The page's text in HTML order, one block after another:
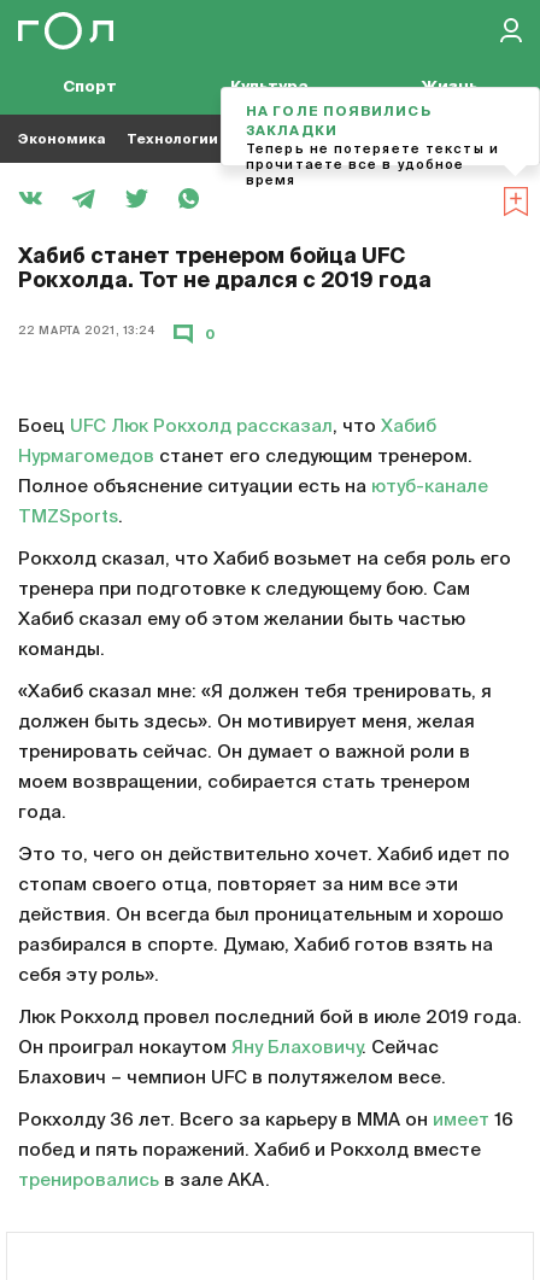
Спорт Культура Жизнь
Экономика Технологии Кино Футбол
Хабиб станет тренером бойца UFC
Рокхолда. Тот не дрался с 2019 года
22 МАРТА 2021, 13:24 0
Боец UFC Люк Рокхолд рассказал, что Хабиб
Нурмагомедов станет его следующим тренером.
Полное объяснение ситуации есть на ютуб-канале
TMZSports.
Рокхолд сказал, что Хабиб возьмет на себя роль его
тренера при подготовке к следующему бою. Сам
Хабиб сказал ему об этом желании быть частью
команды.
«Хабиб сказал мне: «Я должен тебя тренировать, я
должен быть здесь». Он мотивирует меня, желая
тренировать сейчас. Он думает о важной роли в
моем возвращении, собирается стать тренером
года.
Это то, чего он действительно хочет. Хабиб идет по
стопам своего отца, повторяет за ним все эти
действия. Он всегда был проницательным и хорошо
разбирался в спорте. Думаю, Хабиб готов взять на
себя эту роль».
Люк Рокхолд провел последний бой в июле 2019 года.
Он проиграл нокаутом Яну Блаховичу. Сейчас
Блахович – чемпион UFC в полутяжелом весе.
Рокхолду 36 лет. Всего за карьеру в MMA он имеет 16
побед и пять поражений. Хабиб и Рокхолд вместе
тренировались в зале AKA.
НА ГОЛЕ ПОЯВИЛИСЬ
ЗАКЛАДКИ
Теперь не потеряете тексты и
прочитаете все в удобное
время